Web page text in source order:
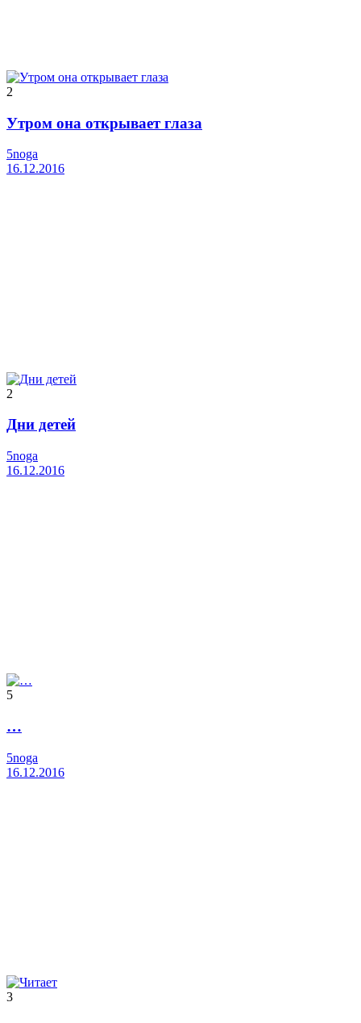
2
Утром она открывает глаза
5noga
16.12.2016
2
Дни детей
5noga
16.12.2016
5
…
5noga
16.12.2016
3